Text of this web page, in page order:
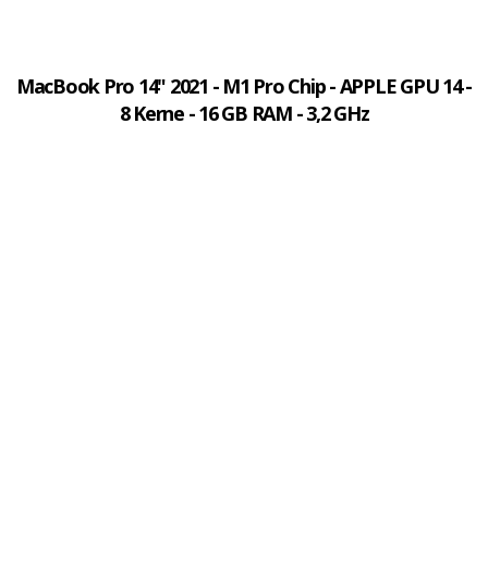
MacBook Pro 14" 2021 - M1 Pro Chip - APPLE GPU 14 -
8 Kerne - 16 GB RAM - 3,2 GHz